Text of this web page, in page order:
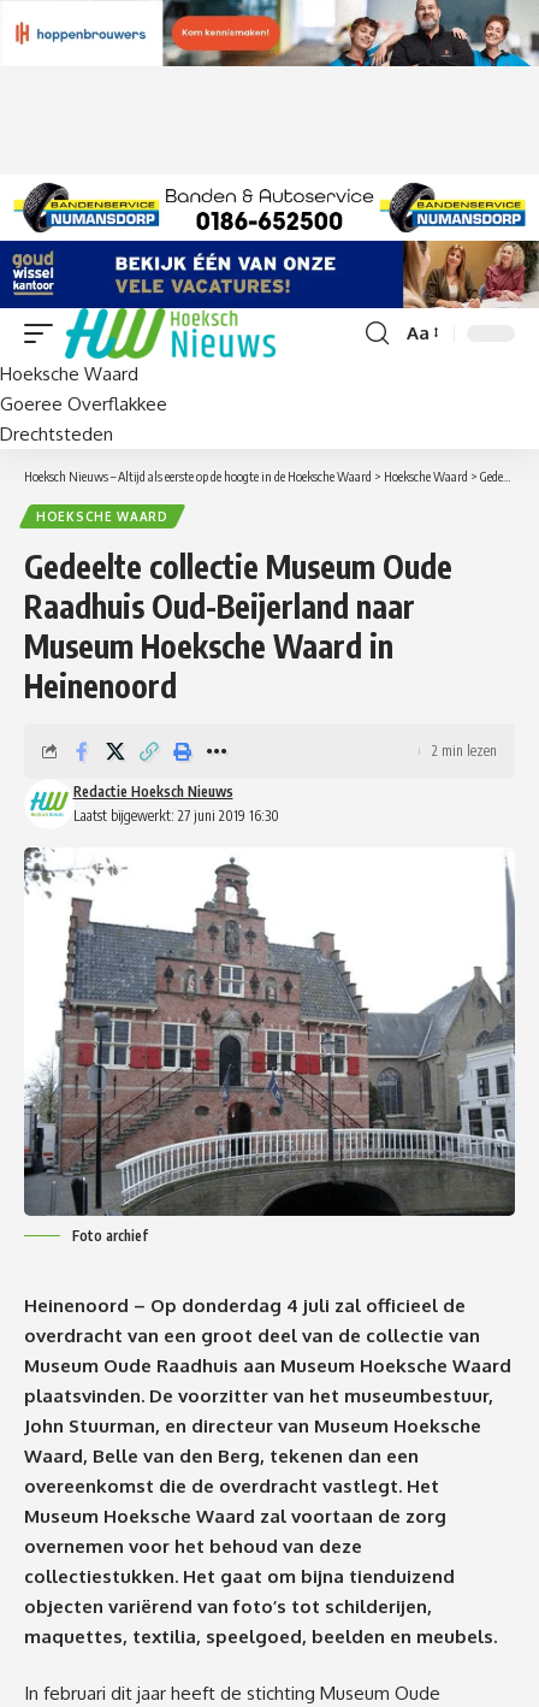
Lettergrootte
Aa
Hoeksche Waard
Goeree Overflakkee
Drechtsteden
Hoeksch Nieuws – Altijd als eerste op de hoogte in de Hoeksche Waard > Hoeksche Waard > Gedeelte collectie Museum Oude Raadhuis Oud-Beijerland naar Museum Hoeksche Waard in Heinenoord
HOEKSCHE WAARD
Gedeelte collectie Museum Oude
Raadhuis Oud-Beijerland naar
Museum Hoeksche Waard in
Heinenoord
Laatst bijgewerkt: 27 juni 2019 16:30
Redactie Hoeksch Nieuws
2 min lezen
Foto archief
Heinenoord – Op donderdag 4 juli zal officieel de
overdracht van een groot deel van de collectie van
Museum Oude Raadhuis aan Museum Hoeksche Waard
plaatsvinden. De voorzitter van het museumbestuur,
John Stuurman, en directeur van Museum Hoeksche
Waard, Belle van den Berg, tekenen dan een
overeenkomst die de overdracht vastlegt. Het
Museum Hoeksche Waard zal voortaan de zorg
overnemen voor het behoud van deze
collectiestukken. Het gaat om bijna tienduizend
objecten variërend van foto’s tot schilderijen,
maquettes, textilia, speelgoed, beelden en meubels.
In februari dit jaar heeft de stichting Museum Oude